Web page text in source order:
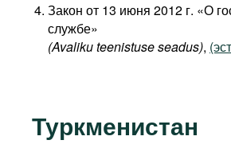
Закон от 13 июня 2012 г. «О
службе»
(Avaliku teenistuse seadus),
Туркменистан